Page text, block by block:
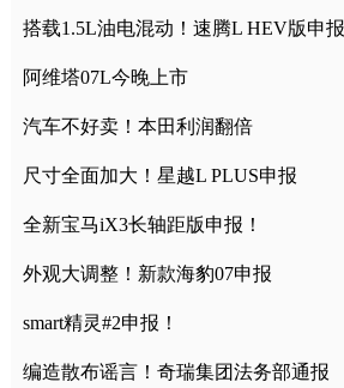
搭载1.5L油电混动！速腾L HEV版申报
阿维塔07L今晚上市
汽车不好卖！本田利润翻倍
尺寸全面加大！星越L PLUS申报
全新宝马iX3长轴距版申报！
外观大调整！新款海豹07申报
smart精灵#2申报！
编造散布谣言！奇瑞集团法务部通报